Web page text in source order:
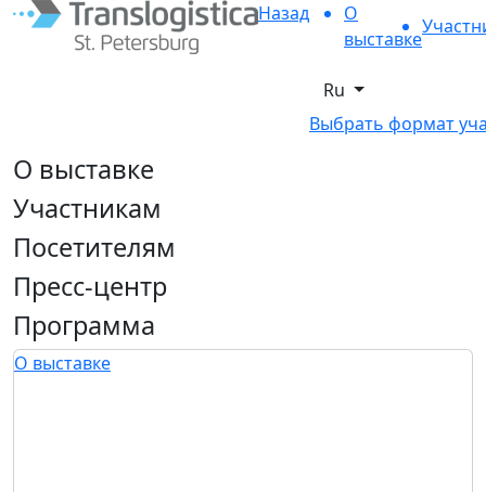
Назад
О
выставке
Ru
Выбрать формат
О выставке
Участникам
Посетителям
Пресс-центр
Программа
О выставке